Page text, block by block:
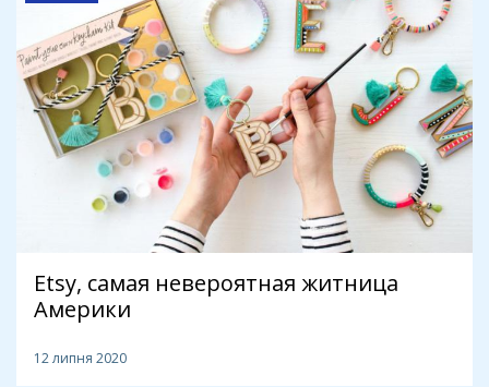
Etsy, самая невероятная житница
Америки
12 липня 2020